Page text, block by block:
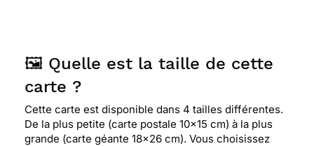
🖼️ Quelle est la taille de cette
carte ?
Cette carte est disponible dans 4 tailles différentes.
De la plus petite (carte postale 10x15 cm) à la plus
grande (carte géante 18x26 cm). Vous choisissez